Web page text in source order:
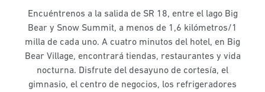
Encuéntrenos a la salida de SR 18, entre el lago Big
Bear y Snow Summit, a menos de 1,6 kilómetros/1
milla de cada uno. A cuatro minutos del hotel, en Big
Bear Village, encontrará tiendas, restaurantes y vida
nocturna. Disfrute del desayuno de cortesía, el
gimnasio, el centro de negocios, los refrigeradores